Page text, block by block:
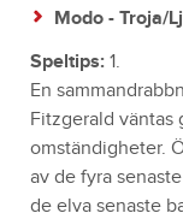
Modo - Troja/
Speltips: 1.
En
Fitzgerald väntas
omständigheter.
av de fyra
de elva senaste